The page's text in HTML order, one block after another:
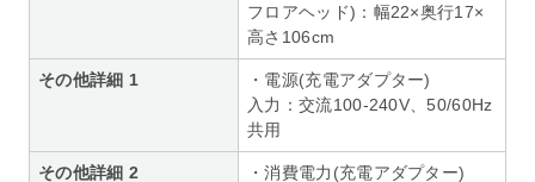
フロアヘッド)：幅22×奥行17×
高さ106cm
その他詳細 1
・電源(充電アダプター)
入力：交流100-240V、50/60Hz
共用
その他詳細 2
・消費電力(充電アダプター)